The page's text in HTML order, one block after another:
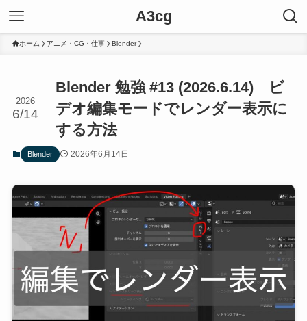
A3cg
ホーム アニメ・CG・仕事 Blender
Blender 勉強 #13 (2026.6.14) ビ
デオ編集モードでレンダー表示に
する方法
2026
6/14
Blender 2026年6月14日